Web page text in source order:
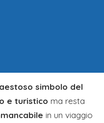
simbolo del
e turistico ma resta
in un viaggio